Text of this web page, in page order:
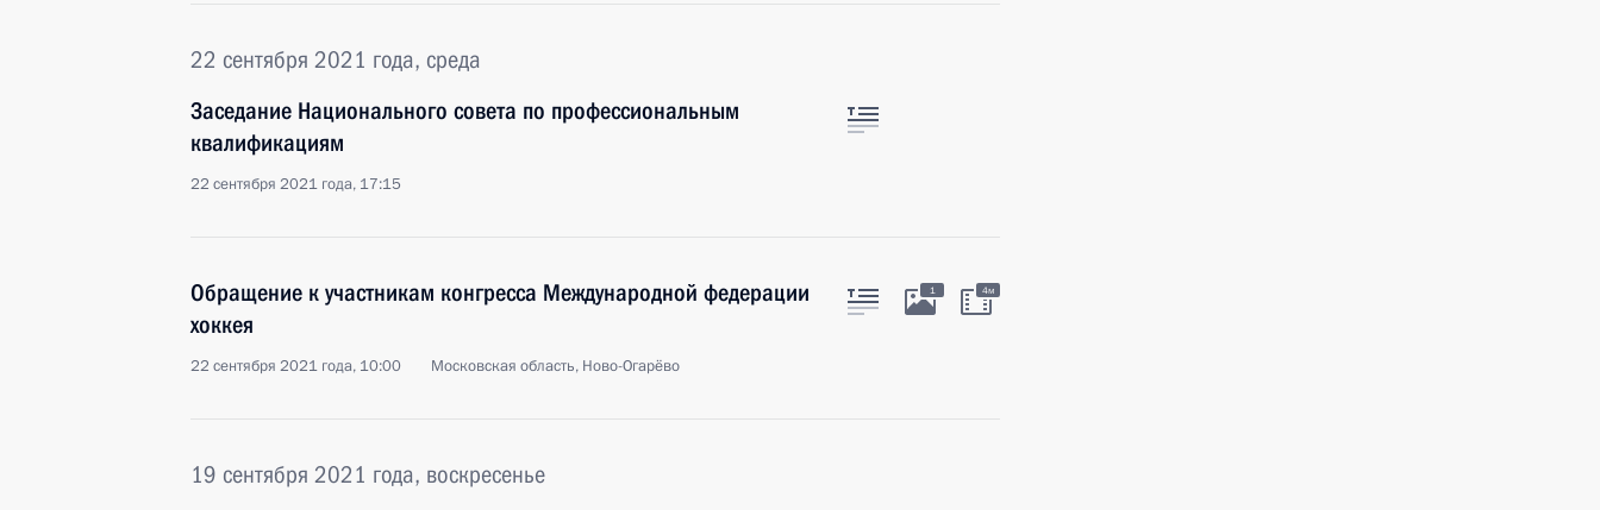
22 сентября 2021 года, среда
Заседание Национального совета по профессиональным
квалификациям
22 сентября 2021 года, 17:15
Обращение к участникам конгресса Международной федерации
хоккея
22 сентября 2021 года, 10:00 Московская область, Ново-Огарёво
1 4м
19 сентября 2021 года, воскресенье